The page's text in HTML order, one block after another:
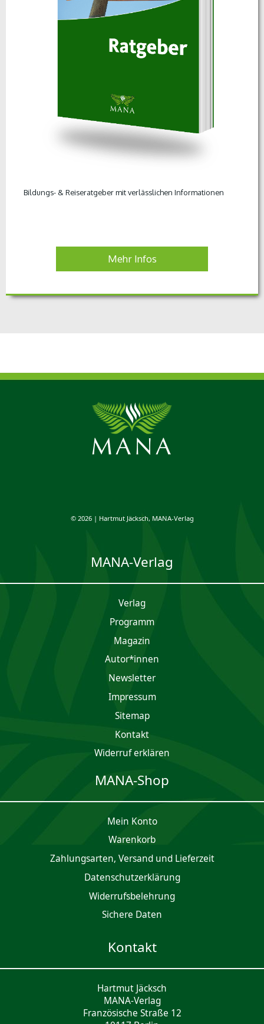
Bildungs- & Reiseratgeber mit verlässlichen Informationen
Mehr Infos
© 2026 | Hartmut Jäcksch, MANA-Verlag
MANA-Verlag
Verlag
Programm
Magazin
Autor*innen
Newsletter
Impres­sum
Sitemap
Kontakt
Widerruf erklären
MANA-Shop
Mein Konto
Waren­korb
Zahlungsarten, Versand und Lieferzeit
Daten­schutz­er­klärung
Widerrufsbelehrung
Sichere Daten
Kontakt
Hartmut Jäcksch
MANA-Verlag
Französische Straße 12